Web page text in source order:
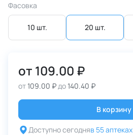
Фасовка
10 шт. 20 шт.
от 109.00 ₽
от109.00 ₽до140.40 ₽
В корзину
Доступно сегодняв 55 аптеках